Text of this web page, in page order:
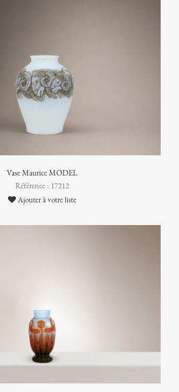
Vase Maurice MODEL
Référence : 17212
Ajouter à votre liste